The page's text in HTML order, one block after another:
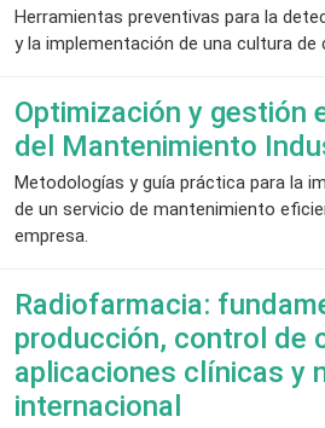
Herramientas preventivas para la
y la implementación de una cultura de
Optimización y gestión
del Mantenimiento
Metodologías y guía práctica para la
de un servicio de mantenimiento
empresa.
Radiofarmacia:
producción, control de
aplicaciones clínicas y
internacional